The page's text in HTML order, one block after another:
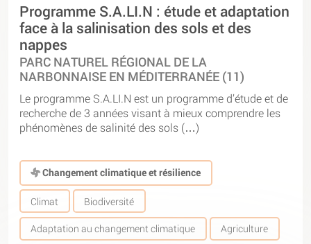
Programme S.A.LI.N : étude et adaptation
face à la salinisation des sols et des
nappes
PARC NATUREL RÉGIONAL DE LA
NARBONNAISE EN MÉDITERRANÉE (11)
Le programme S.A.LI.N est un programme d’étude et de
recherche de 3 années visant à mieux comprendre les
phénomènes de salinité des sols (…)
Changement climatique et résilience
Climat Biodiversité
Adaptation au changement climatique Agriculture